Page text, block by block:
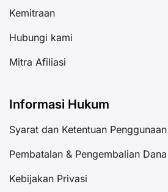
Kemitraan
Hubungi kami
Mitra Afiliasi
Informasi Hukum
Syarat dan Ketentuan Penggunaan
Pembatalan & Pengembalian Dana
Kebijakan Privasi